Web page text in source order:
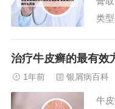
类
醇
软
治疗牛皮癣的最有效
1年前 银屑病百科
牛